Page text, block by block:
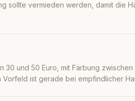
sollte vermieden werden, damit die
30 und 50 Euro, mit Färbung
Vorfeld ist gerade bei empfindlicher